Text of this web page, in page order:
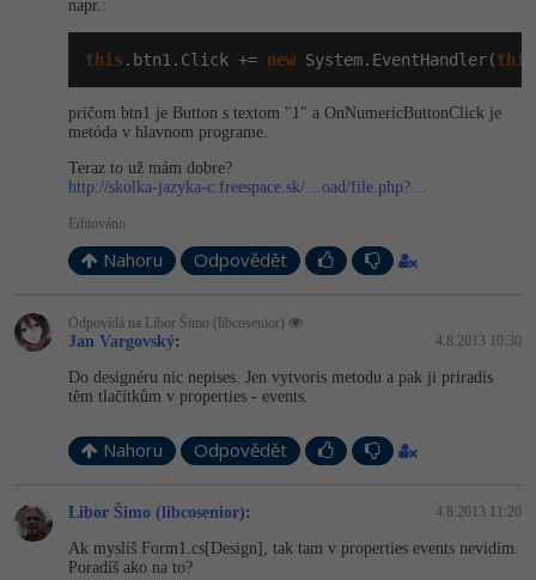
napr.:
this .btn1.Click += new System.EventHandler(this
pričom btn1 je Button s textom "1" a OnNumericButton­Click je
metóda v hlavnom programe.
Teraz to už mám dobre?
http://skolka-jazyka-c.freespace.sk/…oad/file.php?…
Editováno
Nahoru Odpovědět
Odpovídá na Libor Šimo (libcosenior)
Jan Vargovský: 4.8.2013 10:30
Do designéru nic nepises. Jen vytvoris metodu a pak ji priradis
těm tlačítkům v properties - events.
Nahoru Odpovědět
Libor Šimo (libcosenior): 4.8.2013 11:20
Ak myslíš Form1.cs[Design], tak tam v properties events nevidím.
Poradíš ako na to?